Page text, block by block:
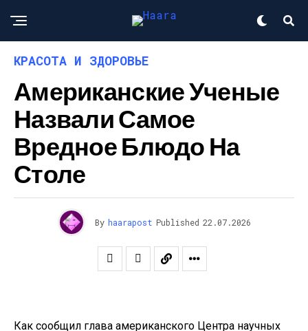
КРАСОТА И ЗДОРОВЬЕ
Американские Ученые
Назвали Самое
Вредное Блюдо На
Столе
By haarapost Published 22.07.2026
Как сообщил глава американского Центра научных